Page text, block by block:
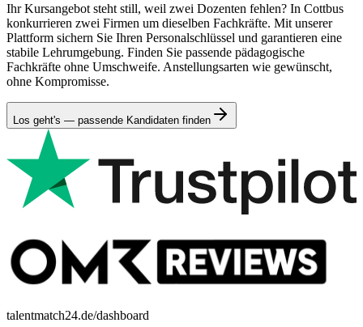
Ihr Kursangebot steht still, weil zwei Dozenten fehlen? In Cottbus
konkurrieren zwei Firmen um dieselben Fachkräfte. Mit unserer
Plattform sichern Sie Ihren Personalschlüssel und garantieren eine
stabile Lehrumgebung. Finden Sie passende pädagogische
Fachkräfte ohne Umschweife. Anstellungsarten wie gewünscht,
ohne Kompromisse.
Los geht's — passende Kandidaten finden
talentmatch24.de/dashboard